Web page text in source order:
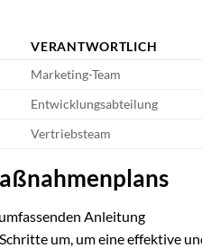
VERANTWORTLICH
Marketing-Team
Entwicklungsabteilung
Vertriebsteam
Anleitung
um, um eine effektive